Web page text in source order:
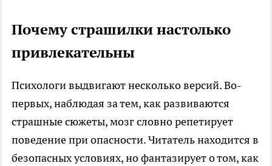
Почему страшилки настолько
привлекательны
Психологи выдвигают несколько версий. Во-
первых, наблюдая за тем, как развиваются
страшные сюжеты, мозг словно репетирует
поведение при опасности. Читатель находится в
безопасных условиях, но фантазирует о том, как